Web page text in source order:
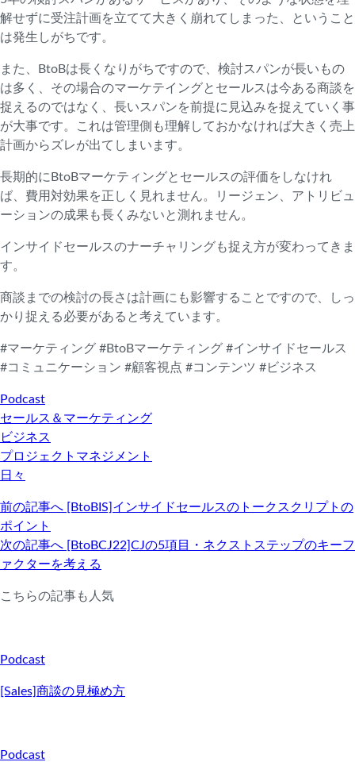
解せずに受注計画を立てて大きく崩れてしまった、ということ
は発生しがちです。
また、BtoBは長くなりがちですので、検討スパンが長いもの
は多く、その場合のマーケテイングとセールスは今ある商談を
捉えるのではなく、長いスパンを前提に見込みを捉えていく事
が大事です。これは管理側も理解しておかなければ大きく売上
計画からズレが出てしまいます。
長期的にBtoBマーケティングとセールスの評価をしなけれ
ば、費用対効果を正しく見れません。リージェン、アトリビュ
ーションの成果も長くみないと測れません。
インサイドセールスのナーチャリングも捉え方が変わってきま
す。
商談までの検討の長さは計画にも影響することですので、しっ
かり捉える必要があると考えています。
#マーケティング #BtoBマーケティング #インサイドセールス
#コミュニケーション #顧客視点 #コンテンツ #ビジネス
Podcast
セールス＆マーケティング
ビジネス
プロジェクトマネジメント
日々
前の記事へ [BtoBIS]インサイドセールスのトークスクリプトの
ポイント
次の記事へ [BtoBCJ22]CJの5項目・ネクストステップのキーフ
ァクターを考える
こちらの記事も人気
Podcast
[Sales]商談の見極め方
Podcast